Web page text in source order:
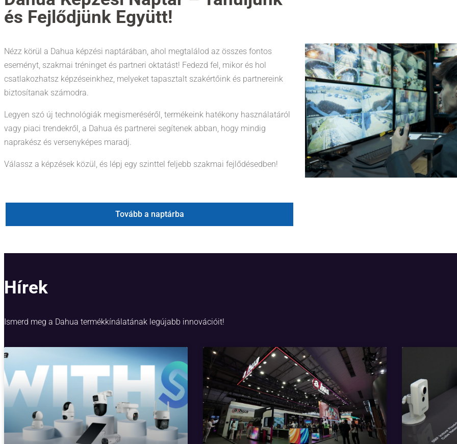
és Fejlődjünk Együtt!
Nézz körül a Dahua képzési naptárában, ahol megtalálod az összes fontos
eseményt, szakmai tréninget és partneri oktatást! Fedezd fel, mikor és hol
csatlakozhatsz képzéseinkhez, melyeket tapasztalt szakértőink és partnereink
biztosítanak számodra.
Legyen szó új technológiák megismeréséről, termékeink hatékony használatáról
vagy piaci trendekről, a Dahua és partnerei segítenek abban, hogy mindig
naprakész és versenyképes maradj.
Válassz a képzések közül, és lépj egy szinttel feljebb szakmai fejlődésedben!
Tovább a naptárba
Hírek
Ismerd meg a Dahua termékkínálatának legújabb innovációit!